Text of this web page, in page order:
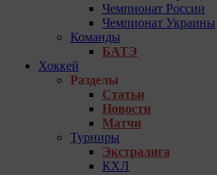
Чемпионат России
Чемпионат Украины
Команды
БАТЭ
Хоккей
Разделы
Статьи
Новости
Матчи
Турниры
Экстралига
КХЛ